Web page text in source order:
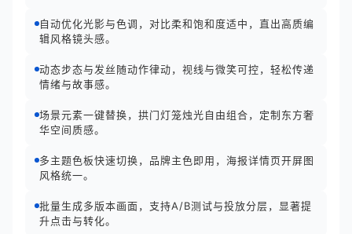
自动优化光影与色调，对比柔和饱和度适中，直出高质编
辑风格镜头感。
动态步态与发丝随动作律动，视线与微笑可控，轻松传递
情绪与故事感。
场景元素一键替换，拱门灯笼烛光自由组合，定制东方奢
华空间质感。
多主题色板快速切换，品牌主色即用，海报详情页开屏图
风格统一。
批量生成多版本画面，支持A/B测试与投放分层，显著提
升点击与转化。